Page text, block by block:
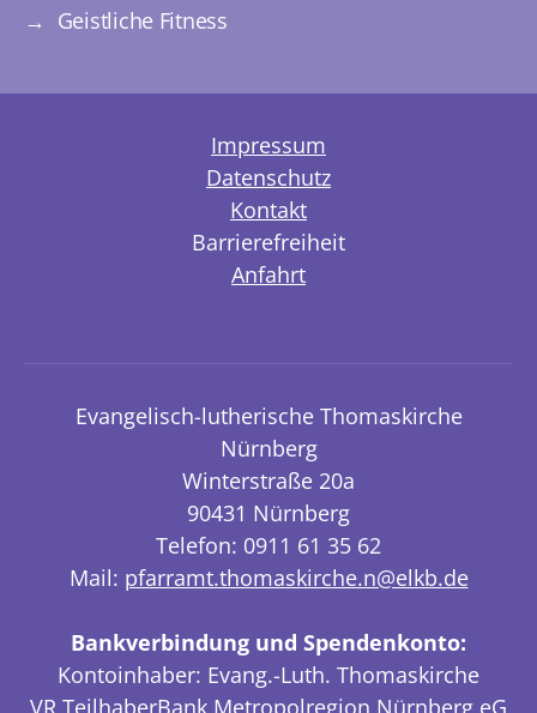
→
Geistliche Fitness
Impressum
Datenschutz
Kontakt
Barrierefreiheit
Anfahrt
Evangelisch-lutherische Thomaskirche
Nürnberg
Winterstraße 20a
90431 Nürnberg
Telefon: 0911 61 35 62
Mail: pfarramt.thomaskirche.n@elkb.de
Bankverbindung und Spendenkonto:
Kontoinhaber: Evang.-Luth. Thomaskirche